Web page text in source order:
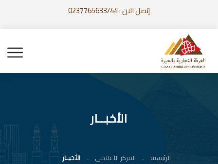
إتصل الآن : 0237765633/44
الأخبــار
الرئيسية المركز الأعلامى الأخبــار